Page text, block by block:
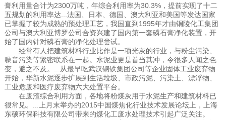
膏利用量合计为2300万吨，年综合利用率为30.3%，提前实现了十二
五规划的利用率达...法国、日本、德国、澳大利亚和美国等发达国家
已掌握了较为成熟的预处理工艺，我国直到1995年才由铜陵化工集团
公司与澳大利亚博罗公司合资兴建了国内第一套磷石膏净化装置，开
始了国内针对磷石膏的净化处理尝试。
经常有人把建筑材料行业比作是一项光灰的行业，与粉尘污染、
噪音污染等紧密联系在一起。水泥业更是首当其冲，令很多人闻之色
变，避之不及。...从最早吃武汉钢铁集团公司等企业固体工业废弃物
开始，华新水泥逐步扩展到生活垃圾、市政污泥、污染土、漂浮物、
工业危废和医疗废弃物六大处置平台。
在废渣综合利用方面，各地将粉煤灰用于水泥生产和建筑材料已
很常见。...上月末举办的2015中国煤焦化行业技术发展论坛上，上海
东硕环保科技有限公司带来的煤化工废水处理技术引起广泛关注。